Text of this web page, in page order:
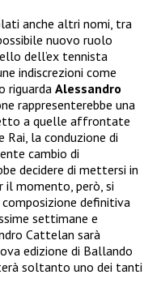
anche altri nomi, tra
nuovo ruolo
dell’ex tennista
indiscrezioni come
riguarda Alessandro
rappresenterebbe una
a quelle affrontate
Rai, la conduzione di
cambio di
decidere di mettersi in
il momento, però, si
definitiva
settimane e
Cattelan sarà
edizione di Ballando
soltanto uno dei tanti